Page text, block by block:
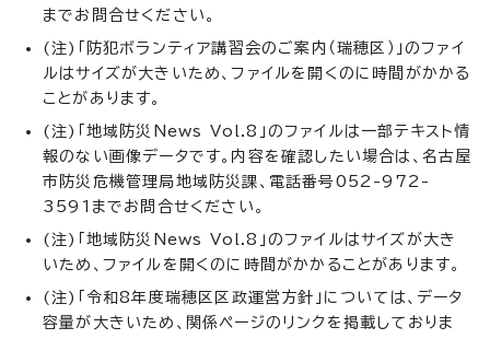
までお問合せください。
(注)「防犯ボランティア講習会のご案内（瑞穂区）」のファイ
ルはサイズが大きいため、ファイルを開くのに時間がかかる
ことがあります。
(注)「地域防災News Vol.8」のファイルは一部テキスト情
報のない画像データです。内容を確認したい場合は、名古屋
市防災危機管理局地域防災課、電話番号052-972-
3591までお問合せください。
(注)「地域防災News Vol.8」のファイルはサイズが大き
いため、ファイルを開くのに時間がかかることがあります。
(注)「令和8年度瑞穂区区政運営方針」については、データ
容量が大きいため、関係ページのリンクを掲載しておりま